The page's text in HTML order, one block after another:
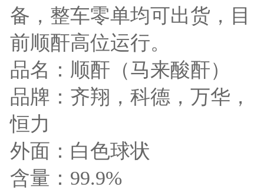
备，整车零单均可出货，目
前顺酐高位运行。
品名：顺酐（马来酸酐）
品牌：齐翔，科德，万华，
恒力
外面：白色球状
含量：99.9%